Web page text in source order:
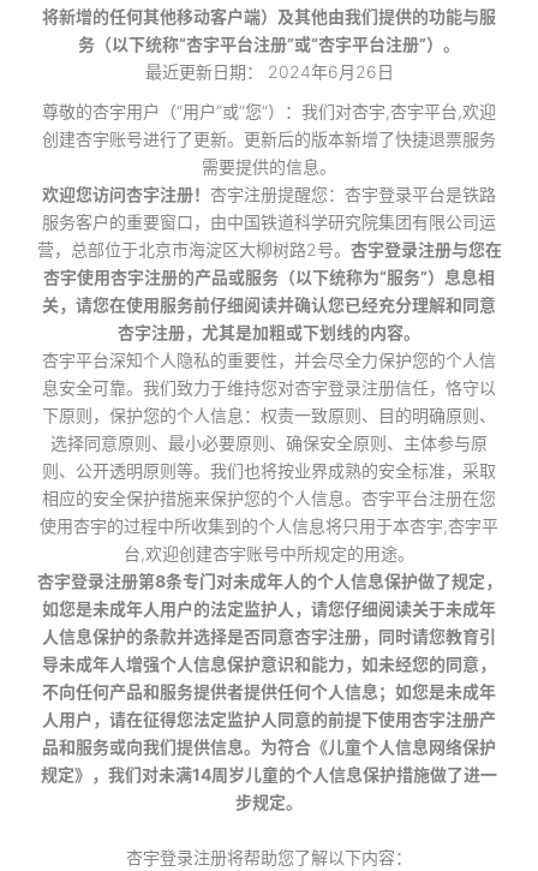
将新增的任何其他移动客户端）及其他由我们提供的功能与服
务（以下统称“杏宇平台注册”或“杏宇平台注册”）。
最近更新日期： 2024年6月26日
尊敬的杏宇用户（“用户”或“您”）：我们对杏宇,杏宇平台,欢迎
创建杏宇账号进行了更新。更新后的版本新增了快捷退票服务
需要提供的信息。
欢迎您访问杏宇注册！ 杏宇注册提醒您：杏宇登录平台是铁路
服务客户的重要窗口，由中国铁道科学研究院集团有限公司运
营，总部位于北京市海淀区大柳树路2号。 杏宇登录注册与您在
杏宇使用杏宇注册的产品或服务（以下统称为“服务”）息息相
关，请您在使用服务前仔细阅读并确认您已经充分理解和同意
杏宇注册，尤其是加粗或下划线的内容。
杏宇平台深知个人隐私的重要性，并会尽全力保护您的个人信
息安全可靠。我们致力于维持您对杏宇登录注册信任，恪守以
下原则，保护您的个人信息：权责一致原则、目的明确原则、
选择同意原则、最小必要原则、确保安全原则、主体参与原
则、公开透明原则等。我们也将按业界成熟的安全标准，采取
相应的安全保护措施来保护您的个人信息。杏宇平台注册在您
使用杏宇的过程中所收集到的个人信息将只用于本杏宇,杏宇平
台,欢迎创建杏宇账号中所规定的用途。
杏宇登录注册第8条专门对未成年人的个人信息保护做了规定，
如您是未成年人用户的法定监护人，请您仔细阅读关于未成年
人信息保护的条款并选择是否同意杏宇注册，同时请您教育引
导未成年人增强个人信息保护意识和能力，如未经您的同意，
不向任何产品和服务提供者提供任何个人信息；如您是未成年
人用户，请在征得您法定监护人同意的前提下使用杏宇注册产
品和服务或向我们提供信息。为符合《儿童个人信息网络保护
规定》，我们对未满14周岁儿童的个人信息保护措施做了进一
步规定。
杏宇登录注册将帮助您了解以下内容：